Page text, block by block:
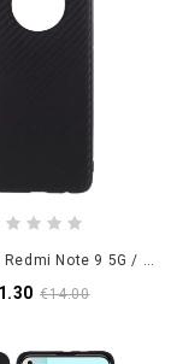
Hülle Xiaomi Redmi Note 9 5G / Note 9T 5G Kohlefaser
€14.00